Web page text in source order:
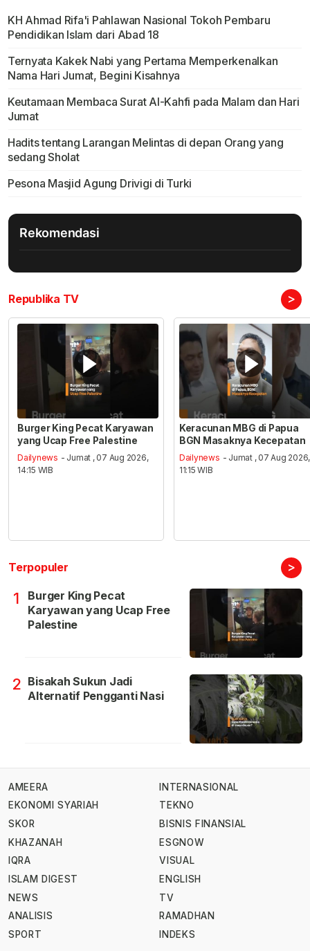
KH Ahmad Rifa'i Pahlawan Nasional Tokoh Pembaru
Pendidikan Islam dari Abad 18
Ternyata Kakek Nabi yang Pertama Memperkenalkan
Nama Hari Jumat, Begini Kisahnya
Keutamaan Membaca Surat Al-Kahfi pada Malam dan Hari
Jumat
Hadits tentang Larangan Melintas di depan Orang yang
sedang Sholat
Pesona Masjid Agung Drivigi di Turki
Rekomendasi
Republika TV >
Burger King Pecat Karyawan
yang Ucap Free Palestine
Dailynews - Jumat , 07 Aug 2026,
14:15 WIB
Keracunan MBG di Papua
BGN Masaknya Kecepatan
Dailynews - Jumat , 07 Aug 2026,
11:15 WIB
Terpopuler >
1
Burger King Pecat
Karyawan yang Ucap Free
Palestine
2 Bisakah Sukun Jadi
Alternatif Pengganti Nasi
AMEERA
EKONOMI SYARIAH
SKOR
KHAZANAH
IQRA
ISLAM DIGEST
NEWS
ANALISIS
SPORT
INTERNASIONAL
TEKNO
BISNIS FINANSIAL
ESGNOW
VISUAL
ENGLISH
TV
RAMADHAN
INDEKS